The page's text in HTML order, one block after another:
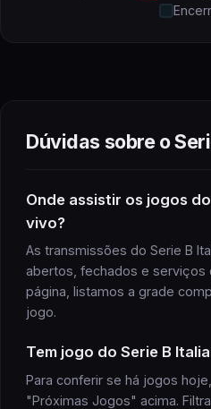
Dúvidas sobre o
Onde assistir os jogos do
vivo?
As transmissões do Serie B
abertos, fechados e serviços
página, listamos a grade
jogo.
Tem jogo do Serie B
Para conferir se há jogos
"Próximas Jogos" acima.